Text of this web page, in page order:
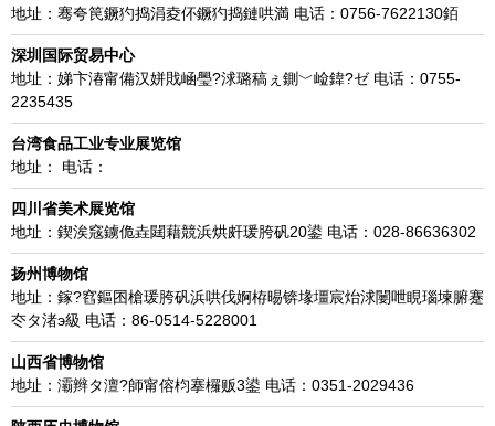
地址：骞夸笢鐝犳捣涓夌伓鐝犳捣鏈哄満 电话：0756-7622130銆
深圳国际贸易中心
地址：娣卞湷甯備汉姘戝崡璺?浗璐稿ぇ鍘﹀崄鍏?ゼ 电话：0755-
2235435
台湾食品工业专业展览馆
地址： 电话：
四川省美术展览馆
地址：鍥涘窛鐪佹垚閮藉競浜烘皯瑗胯矾20鍙 电话：028-86636302
扬州博物馆
地址：鎵?窞鏂囨槍瑗胯矾浜哄伐婀栫晹锛堟壃宸炲浗闄呭睍瑙堜腑蹇
冭タ渚э級 电话：86-0514-5228001
山西省博物馆
地址：灞辫タ澶?師甯傛枃搴欏贩3鍙 电话：0351-2029436